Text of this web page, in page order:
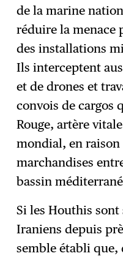
de la marine
réduire la menace
des installations
Ils interceptent
et de drones et
convois de cargos
Rouge, artère
mondial, en raison
marchandises
bassin
Si les Houthis sont
Iraniens depuis
semble établi que,